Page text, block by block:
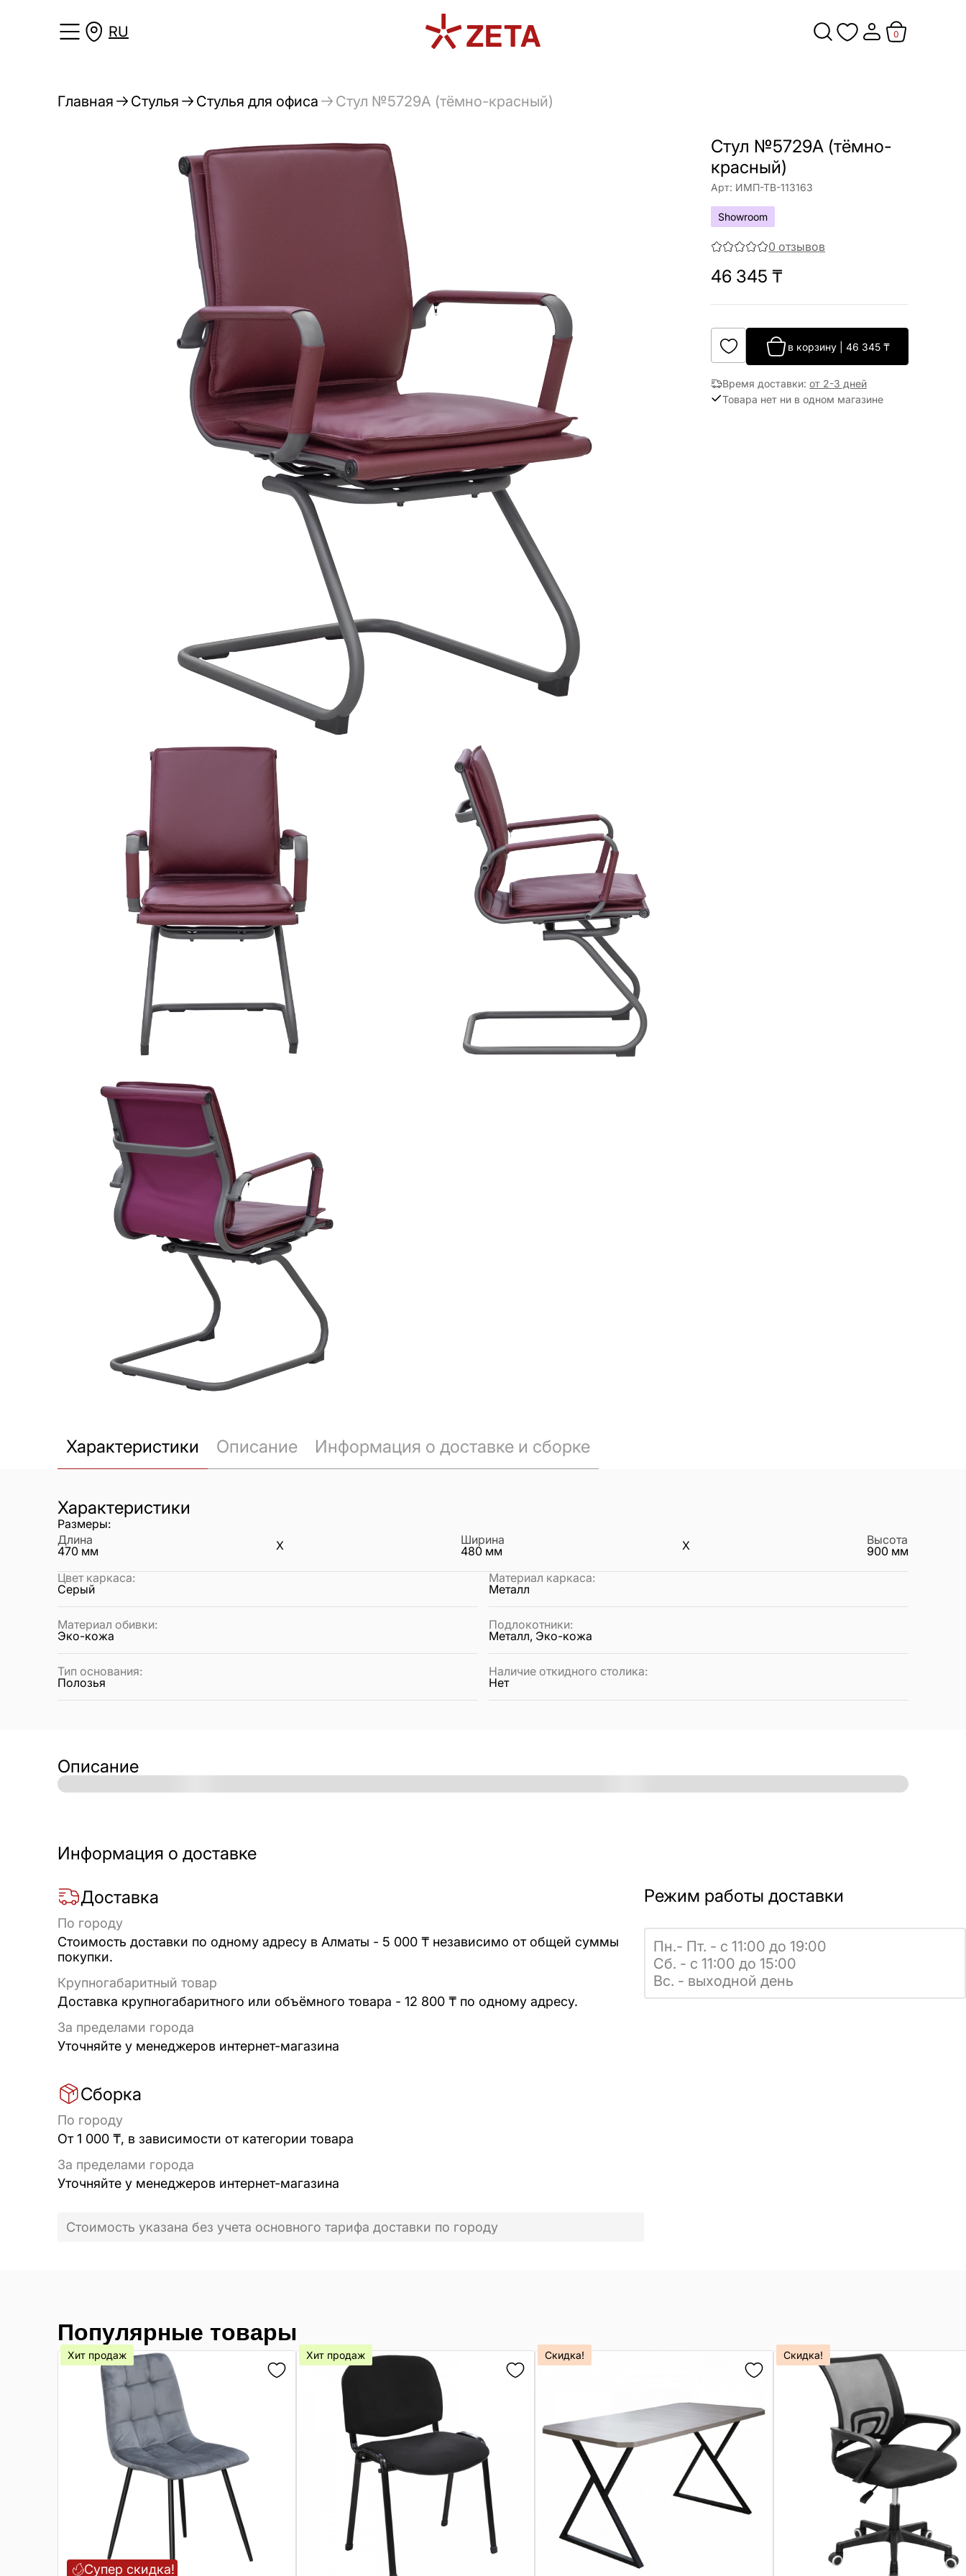
RU 0
Главная Стулья Стулья для офиса Стул №5729А (тёмно-красный)
Стул №5729А (тёмно-
красный)
Арт: ИМП-ТВ-113163
Showroom
0 отзывов
46 345 ₸
в корзину |46 345 ₸
Время доставки:от 2-3 дней
Товара нет ни в одном магазине
Характеристики Описание Информация о доставке и сборке
Характеристики
Размеры:
Длина
470 мм X
Ширина
480 мм X
Высота
900 мм
Цвет каркаса:
Серый
Материал каркаса:
Металл
Материал обивки:
Эко-кожа
Подлокотники:
Металл, Эко-кожа
Тип основания:
Полозья
Наличие откидного столика:
Нет
Описание
Информация о доставке
Доставка
По городу
Стоимость доставки по одному адресу в Алматы - 5 000 ₸ независимо от общей суммы
покупки.
Крупногабаритный товар
Доставка крупногабаритного или объёмного товара - 12 800 ₸ по одному адресу.
За пределами города
Уточняйте у менеджеров интернет-магазина
Сборка
По городу
От 1 000 ₸, в зависимости от категории товара
За пределами города
Уточняйте у менеджеров интернет-магазина
Стоимость указана без учета основного тарифа доставки по городу
Режим работы доставки
Пн.- Пт. - с 11:00 до 19:00
Сб. - с 11:00 до 15:00
Вс. - выходной день
Популярные товары
Супер скидка!
Хит продаж Хит продаж Скидка! Скидка!